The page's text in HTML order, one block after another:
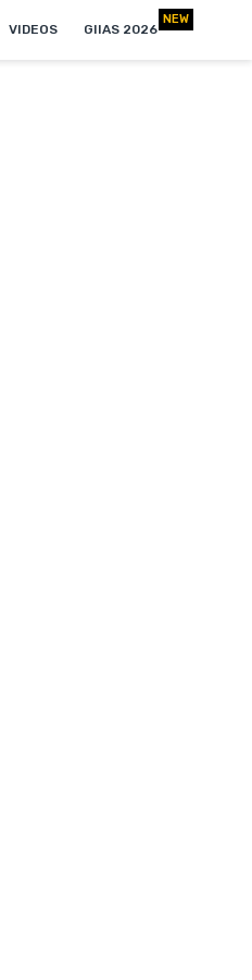
VIDEOS GIIAS 2026
NEW